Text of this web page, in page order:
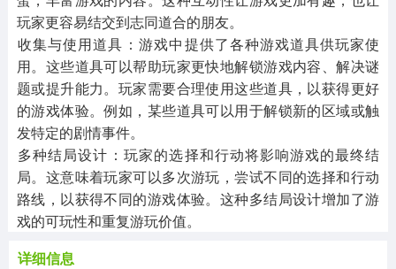
玩家更容易结交到志同道合的朋友。
‌收集与使用道具‌：游戏中提供了各种游戏道具供玩家使
用。这些道具可以帮助玩家更快地解锁游戏内容、解决谜
题或提升能力。玩家需要合理使用这些道具，以获得更好
的游戏体验。例如，某些道具可以用于解锁新的区域或触
发特定的剧情事件。
‌多种结局设计‌：玩家的选择和行动将影响游戏的最终结
局。这意味着玩家可以多次游玩，尝试不同的选择和行动
路线，以获得不同的游戏体验。这种多结局设计增加了游
戏的可玩性和重复游玩价值。
详细信息